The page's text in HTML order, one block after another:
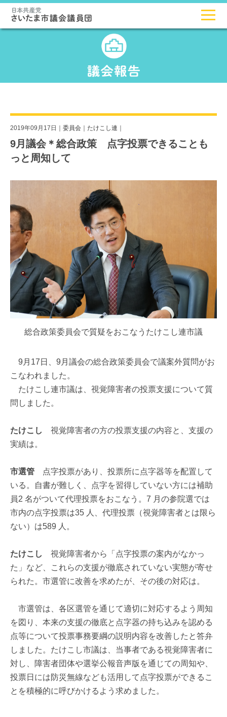
2019年09月17日｜ 委員会 たけこし連
9月議会＊総合政策 点字投票できることも
っと周知して
総合政策委員会で質疑をおこなうたけこし連市議
9月17日、9月議会の総合政策委員会で議案外質問がお
こなわれました。
たけこし連市議は、視覚障害者の投票支援について質
問しました。
たけこし
視覚障害者の方の投票支援の内容と、支援の
実績は。
市選管 点字投票があり、投票所に点字器等を配置して
いる。自書が難しく、点字を習得していない方には補助
員2 名がついて代理投票をおこなう。7 月の参院選では
市内の点字投票は35 人、代理投票（視覚障害者とは限ら
ない）は589 人。
たけこし
視覚障害者から「点字投票の案内がなかっ
た」など、これらの支援が徹底されていない実態が寄せ
られた。市選管に改善を求めたが、その後の対応は。
市選管は、各区選管を通じて適切に対応するよう周知
を図り、本来の支援の徹底と点字器の持ち込みを認める
点等について投票事務要綱の説明内容を改善したと答弁
しました。たけこし市議は、当事者である視覚障害者に
対し、障害者団体や選挙公報音声版を通じての周知や、
投票日には防災無線なども活用して点字投票ができるこ
とを積極的に呼びかけるよう求めました。